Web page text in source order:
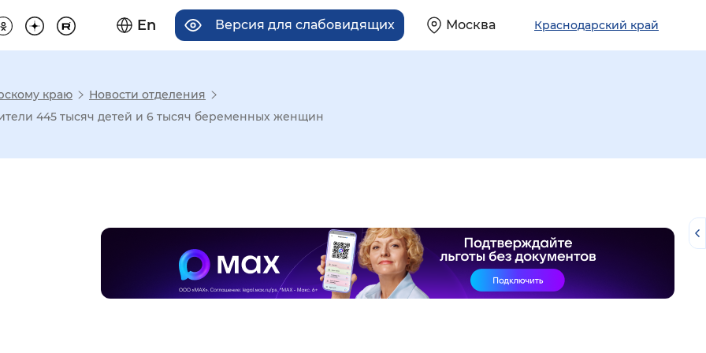
En Версия для слабовидящих Москва Краснодарский край
отображения
краю
Новости отделения
445 тысяч детей и 6 тысяч беременных женщин